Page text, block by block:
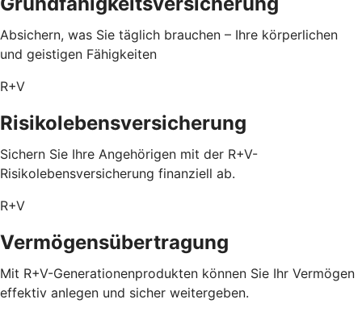
Absichern, was Sie täglich brauchen – Ihre körperlichen
und geistigen Fähigkeiten
R+V
Risikolebensversicherung
Sichern Sie Ihre Angehörigen mit der R+V-
Risikolebensversicherung finanziell ab.
R+V
Vermögensübertragung
Mit R+V-Generationenprodukten können Sie Ihr Vermögen
effektiv anlegen und sicher weitergeben.